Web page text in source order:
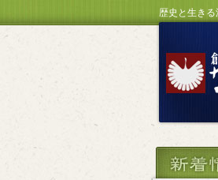
歴史と生き